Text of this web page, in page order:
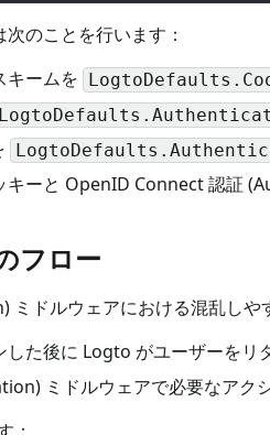
次のことを行います：
ームを
ーと OpenID Connect 認証
フロー
ドルウェアにおける混乱しや
た後に Logto がユーザーをリ
ミドルウェアで必要なアク